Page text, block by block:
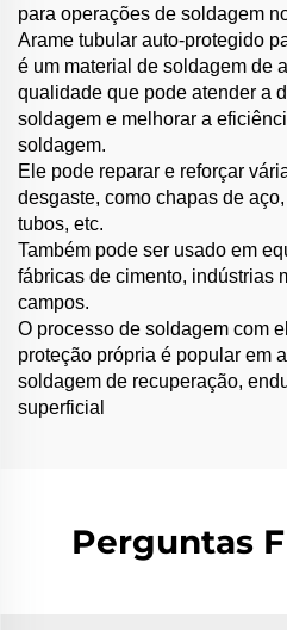
para operações de soldagem
Arame tubular auto-protegido
é um material de soldagem de
qualidade que pode atender a
soldagem e melhorar a
soldagem.
Ele pode reparar e reforçar
desgaste, como chapas de
tubos, etc.
Também pode ser usado em
fábricas de cimento, indústrias
campos.
O processo de soldagem com
proteção própria é popular em
soldagem de recuperação,
superficial
Perguntas